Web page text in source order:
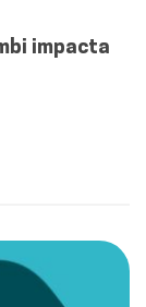
impacta